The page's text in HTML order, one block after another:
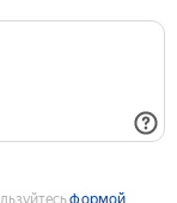
формой